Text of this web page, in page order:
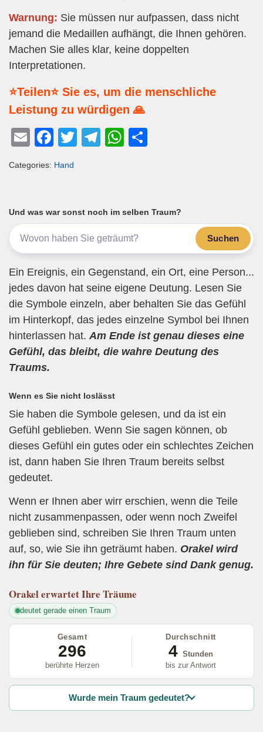
Warnung: Sie müssen nur aufpassen, dass nicht
jemand die Medaillen aufhängt, die Ihnen gehören.
Machen Sie alles klar, keine doppelten
Interpretationen.
⭐Teilen⭐ Sie es, um die menschliche
Leistung zu würdigen 🙏
E
ail
F
c
b
o
o
k
T
T
a
m
W
A
p
p
Categories: Hand
Und was war sonst noch im selben Traum?
Suchen
Ein Ereignis, ein Gegenstand, ein Ort, eine Person...
jedes davon hat seine eigene Deutung. Lesen Sie
die Symbole einzeln, aber behalten Sie das Gefühl
im Hinterkopf, das jedes einzelne Symbol bei Ihnen
hinterlassen hat. Am Ende ist genau dieses eine
Gefühl, das bleibt, die wahre Deutung des
Traums.
Wenn es Sie nicht loslässt
Sie haben die Symbole gelesen, und da ist ein
Gefühl geblieben. Wenn Sie sagen können, ob
dieses Gefühl ein gutes oder ein schlechtes Zeichen
ist, dann haben Sie Ihren Traum bereits selbst
gedeutet.
Wenn er Ihnen aber wirr erschien, wenn die Teile
nicht zusammenpassen, oder wenn noch Zweifel
geblieben sind, schreiben Sie Ihren Traum unten
auf, so, wie Sie ihn geträumt haben. Orakel wird
ihn für Sie deuten; Ihre Gebete sind Dank genug.
Orakelerwartet Ihre Träume
deutet gerade einen Traum
Gesamt
296
berührte Herzen
Durchschnitt
4 Stunden
bis zur Antwort
Wurde mein Traum gedeutet?